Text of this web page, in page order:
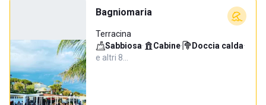
Bagniomaria
Terracina
Sabbiosa· Cabine· Doccia calda·
e altri 8…